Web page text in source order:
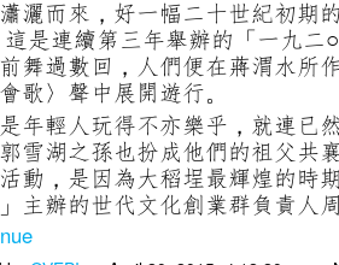
灑而來，好一幅二十世紀初期
這是連續第三年舉辦的「一九二
舞過數回，人們便在蔣渭水所
歌〉聲中展開遊行。
年輕人玩得不亦樂乎，就連已
雪湖之孫也扮成他們的祖父共
動，是因為大稻埕最輝煌的時
主辦的世代文化創業群負責人